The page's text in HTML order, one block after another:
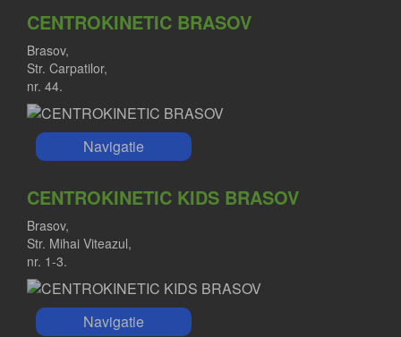
CENTROKINETIC BRASOV
Brasov,
Str. Carpatilor,
nr. 44.
Navigatie
CENTROKINETIC KIDS BRASOV
Brasov,
Str. Mihai Viteazul,
nr. 1-3.
Navigatie